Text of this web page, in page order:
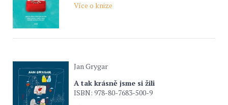
Více o knize
Jan Grygar
A tak krásně jsme si žili
ISBN: 978-80-7683-500-9